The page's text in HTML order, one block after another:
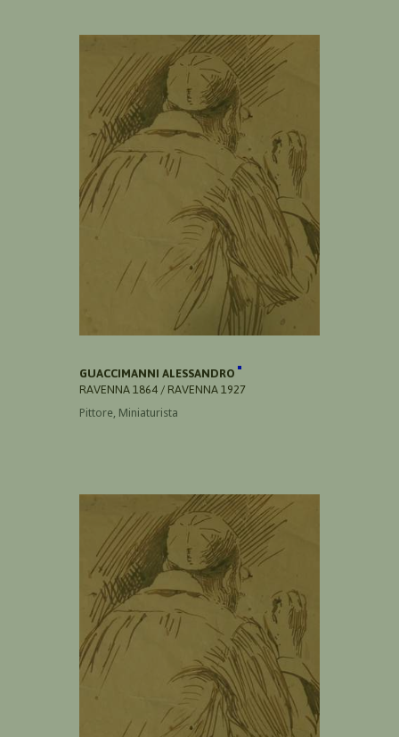
GUACCIMANNI ALESSANDRO
RAVENNA 1864 / RAVENNA 1927
Pittore, Miniaturista